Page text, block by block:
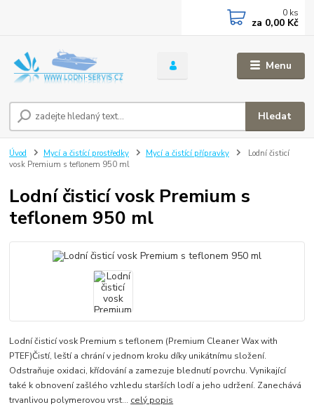
Menu
Hledat
0 ks
za 0,00 Kč
Úvod Mycí a čistící prostředky Mycí a čistící přípravky
Lodní čisticí
vosk Premium s teflonem 950 ml
Lodní čisticí vosk Premium s
teflonem 950 ml
Lodní čisticí vosk Premium s teflonem (Premium Cleaner Wax with
PTEF)Čistí, leští a chrání v jednom kroku díky unikátnímu složení.
Odstraňuje oxidaci, křídování a zamezuje blednutí povrchu. Vynikající
také k obnovení zašlého vzhledu starších lodí a jeho udržení. Zanechává
trvanlivou polymerovou vrst... celý popis